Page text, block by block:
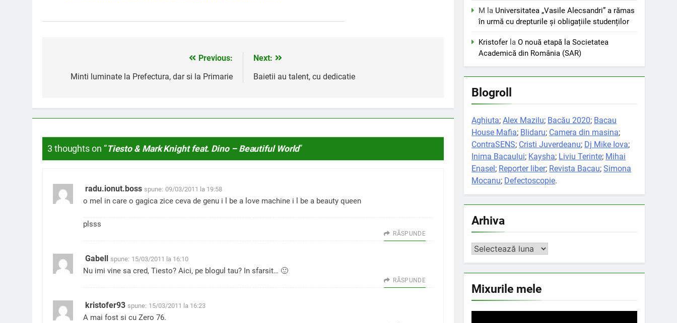
Previous:
Minti luminate la Prefectura, dar si la Primarie
Next:
Baietii au talent, cu dedicatie
3 thoughts on “Tiesto & Mark Knight feat. Dino – Beautiful World”
radu.ionut.boss spune: 09/03/2011 la 19:58
o mel in care o gagica zice ceva de genu i l be a love machine i l be a beauty queen
plsss
RĂSPUNDE
Gabell spune: 15/03/2011 la 16:10
Nu imi vine sa cred, Tiesto? Aici, pe blogul tau? In sfarsit… 🙂
RĂSPUNDE
kristofer93 spune: 15/03/2011 la 16:23
A mai fost si cu Zero 76.
M la Universitatea „Vasile Alecsandri” a rămas
în urmă cu drepturile și obligațiile studenților
Kristofer laO nouă etapă la Societatea
Academică din România (SAR)
Blogroll
Aghiuta;Alex Mazilu; Bacău 2020; Bacau
House Mafia; Blidaru; Camera din masina;
ContraSENS; Cristi Juverdeanu; Dj Mike Iova;
Inima Bacaului; Kaysha; Liviu Terinte; Mihai
Enasel; Reporter liber; Revista Bacau;Simona
Mocanu; Defectoscopie.
Arhiva
Arhiva
Mixurile mele